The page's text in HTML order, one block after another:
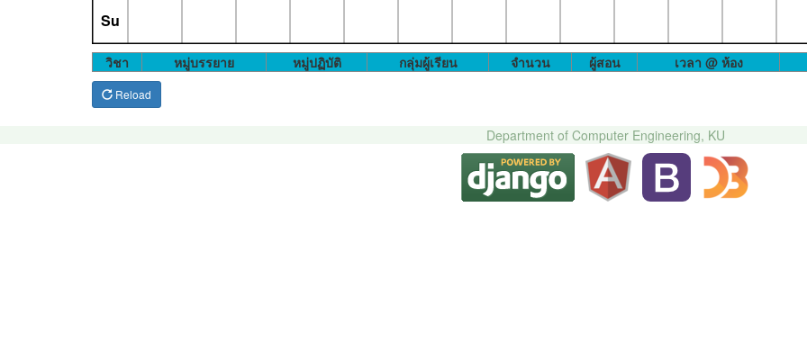
Su
วิชา หมู่บรรยาย หมู่ปฏิบัติ กลุ่มผู้เรียน จำนวน ผู้สอน เวลา @ ห้อง
Reload
Department of Computer Engineering, KU